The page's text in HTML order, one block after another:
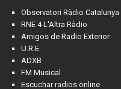
Observatori Ràdio Catalunya
RNE 4 L'Altra Ràdio
Amigos de Radio Exterior
U.R.E.
ADXB
FM Musical
Escuchar radios online